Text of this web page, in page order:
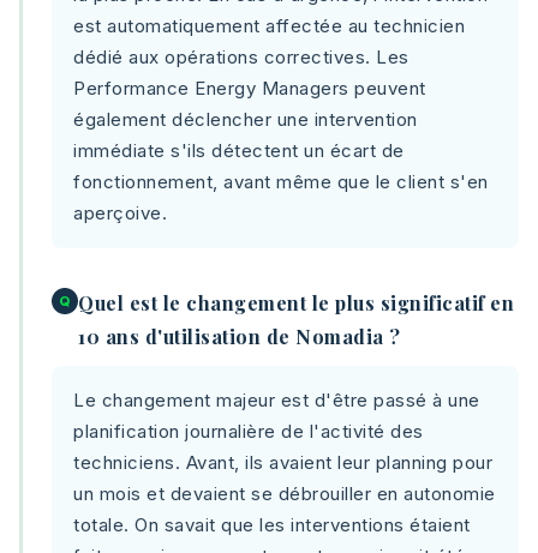
est automatiquement affectée au technicien
dédié aux opérations correctives. Les
Performance Energy Managers peuvent
également déclencher une intervention
immédiate s'ils détectent un écart de
fonctionnement, avant même que le client s'en
aperçoive.
Q Quel est le changement le plus significatif en
10 ans d'utilisation de Nomadia ?
Le changement majeur est d'être passé à une
planification journalière de l'activité des
techniciens. Avant, ils avaient leur planning pour
un mois et devaient se débrouiller en autonomie
totale. On savait que les interventions étaient